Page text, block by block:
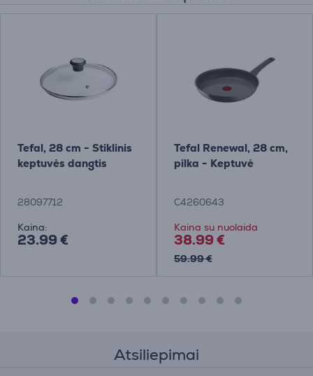
Tefal, 28 cm - Stiklinis
keptuvės dangtis
28097712
Kaina:
23.99 €
Tefal Renewal, 28 cm,
pilka - Keptuvė
C4260643
Kaina su nuolaida
38.99 €
59.99 €
Atsiliepimai